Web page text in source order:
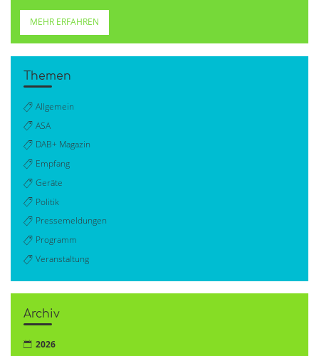
MEHR ERFAHREN
Themen
Allgemein
ASA
DAB+ Magazin
Empfang
Geräte
Politik
Pressemeldungen
Programm
Veranstaltung
Archiv
2026